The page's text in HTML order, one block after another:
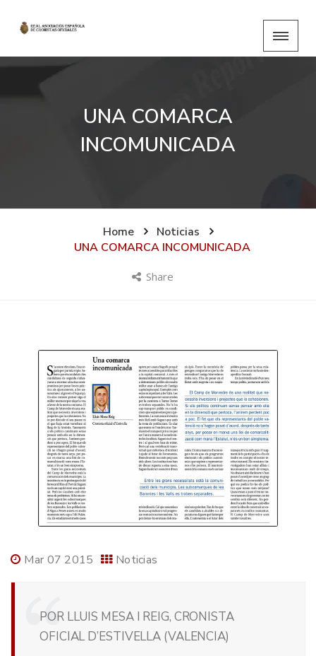
UNA COMARCA
INCOMUNICADA
Home
Noticias
UNA COMARCA INCOMUNICADA
Share
Mar 07 2015 Noticias
POR LLUIS MESA I REIG, CRONISTA
OFICIAL D’ESTIVELLA (VALENCIA)